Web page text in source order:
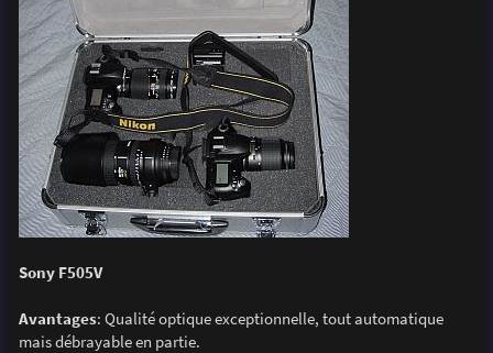
Sony F505V
Avantages: Qualité optique exceptionnelle, tout automatique
mais débrayable en partie.